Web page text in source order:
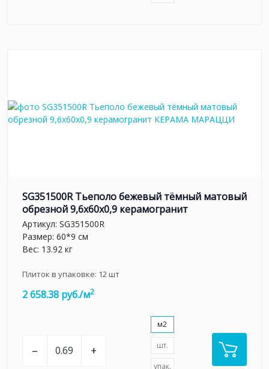
SG351500R Тьеполо бежевый тёмный матовый
обрезной 9,6x60x0,9 керамогранит
Артикул: SG351500R
Размер: 60*9 см
Вес: 13.92 кг
Плиток в упаковке: 12шт
2 658.38 руб./м2
– +
м2
шт.
упак.